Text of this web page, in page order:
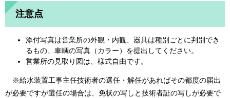
注意点
添付写真は営業所の外観・内観、器具は種別ごとに判別でき
るもの、車輌の写真（カラー）を提出してください。
営業所の見取り図は、様式自由です。
※給水装置工事主任技術者の選任・解任があればその都度の届出
が必要ですが選任の場合は、免状の写しと技術者証の写しが必要で